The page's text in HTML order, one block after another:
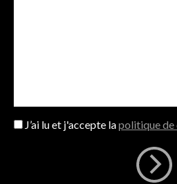
J’ai lu et j'accepte lapolitique